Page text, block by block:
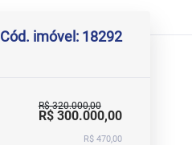
Cód. imóvel: 18292
R$ 320.000,00
R$ 300.000,00
R$ 470,00